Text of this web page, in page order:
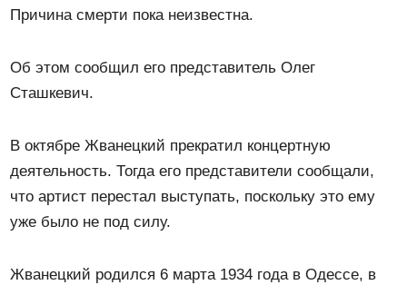
Причина смерти пока неизвестна.
Об этом сообщил его представитель Олег
Сташкевич.
В октябре Жванецкий прекратил концертную
деятельность. Тогда его представители сообщали,
что артист перестал выступать, поскольку это ему
уже было не под силу.
Жванецкий родился 6 марта 1934 года в Одессе, в